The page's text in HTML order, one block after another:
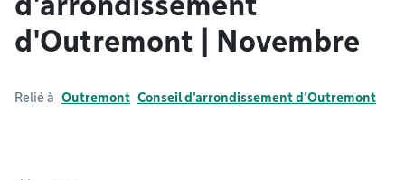
d'Outremont | Novembre
Relié à Outremont Conseil d'arrondissement d’Outremont